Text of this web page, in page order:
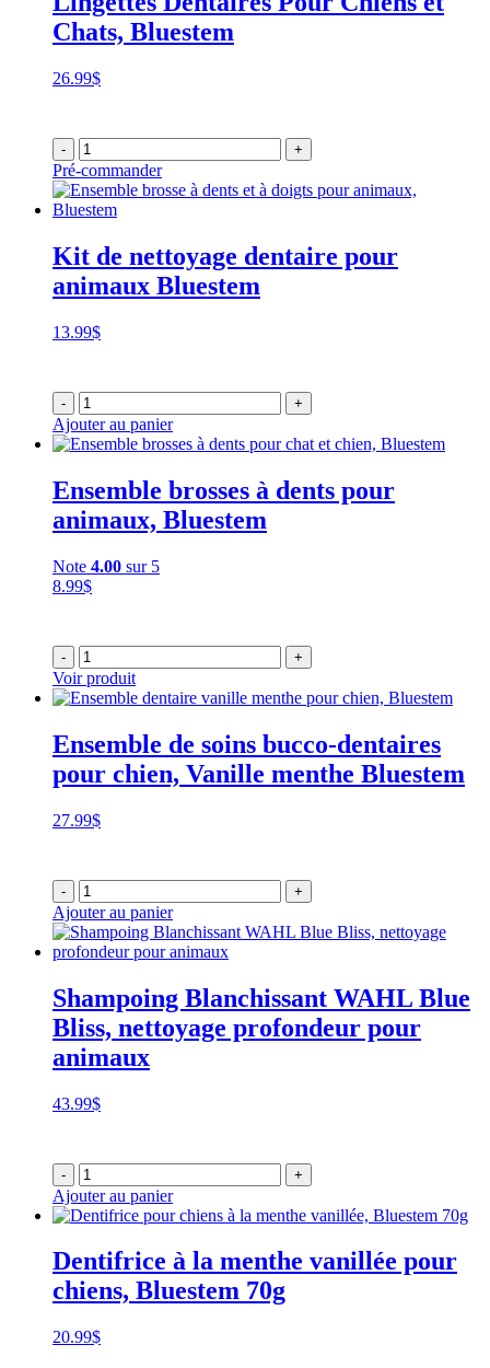
Chats, Bluestem
26.99$
- +
Pré-commander
Kit de nettoyage dentaire pour
animaux Bluestem
13.99$
- +
Ajouter au panier
Ensemble brosses à dents pour
animaux, Bluestem
Note 4.00 sur 5
8.99$
- +
Voir produit
Ensemble de soins bucco-dentaires
pour chien, Vanille menthe Bluestem
27.99$
- +
Ajouter au panier
Shampoing Blanchissant WAHL Blue
Bliss, nettoyage profondeur pour
animaux
43.99$
- +
Ajouter au panier
Dentifrice à la menthe vanillée pour
chiens, Bluestem 70g
20.99$